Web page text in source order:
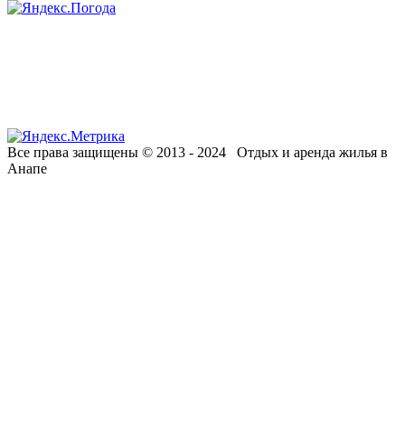
Все права защищены © 2013 - 2024 Отдых и аренда жилья в
Анапе